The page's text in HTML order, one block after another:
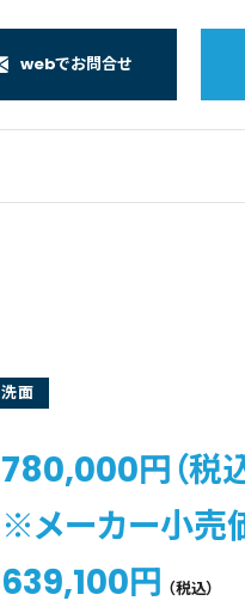
webでお問合せ
洗面
780,000円（税
※メーカー小売
639,100円 （税込）